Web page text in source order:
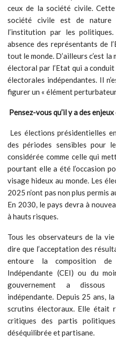
ceux de la société civile.
société civile est de nature
l’institution par les
absence des représentants de
tout le monde. D’ailleurs c’est
électoral par l’Etat qui a
électorales indépendantes. Il
figurer un « élément
Pensez-vous qu’il y a desenjeux
Les élections présidentielles
des périodes sensibles pour
considérée comme celle qui
pourtant elle a été l’occasion
visage hideux au monde. Les
2025 n’ont pas non plus permis
En 2030, le pays devra à
à hauts risques.
Tous les observateurs de la
dire que l’acceptation des
entoure la composition de
Indépendante (CEI) ou du
gouvernement a dissous
indépendante. Depuis 25 ans,
scrutins électoraux. Elle était
critiques des partis
déséquilibrée et partisane.